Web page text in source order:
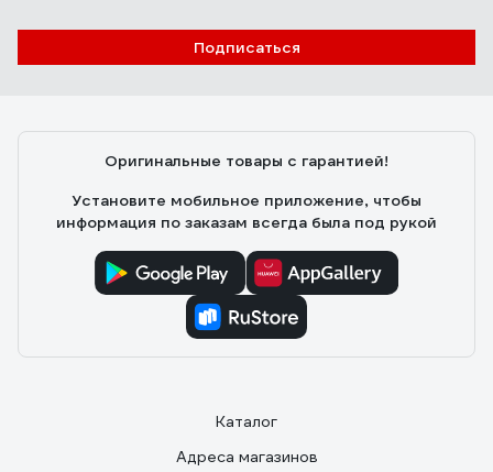
Подписаться
Оригинальные товары с гарантией!
Установите мобильное приложение, чтобы
информация по заказам всегда была под рукой
Каталог
Адреса магазинов